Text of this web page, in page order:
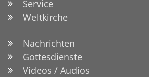
Service
Weltkirche
Nachrichten
Gottesdienste
Videos / Audios